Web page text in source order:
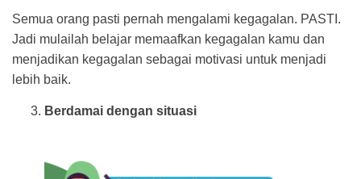
Semua orang pasti pernah mengalami kegagalan. PASTI.
Jadi mulailah belajar memaafkan kegagalan kamu dan
menjadikan kegagalan sebagai motivasi untuk menjadi
lebih baik.
Berdamai dengan situasi